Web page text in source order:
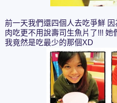
前一天我們還四個人去吃爭鮮
肉吃更不用說壽司生魚片了!!! 她
我竟然是吃最少的那個XD